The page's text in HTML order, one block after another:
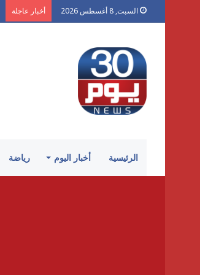
السبت, 8 أغسطس 2026 أخبار عاجلة
الرئيسية أخبار اليوم رياضة